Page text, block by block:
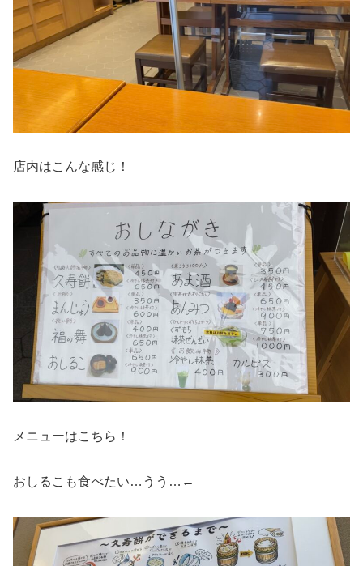
店内はこんな感じ！
メニューはこちら！
おしるこも食べたい…うう…←